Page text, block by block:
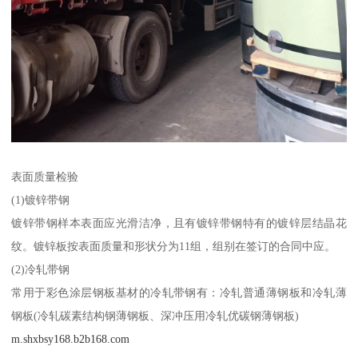
表面质量检验
(1)镀锌带钢
镀锌带钢样本表面应光滑洁净，且有镀锌带钢特有的镀锌层结晶花
纹。镀锌板按表面质量和形状分为11组，组别在签订的合同中应。
(2)冷轧带钢
常用于彩色涂层钢板基材的冷轧带钢有：冷轧普通薄钢板和冷轧薄
钢板(冷轧碳素结构钢薄钢板、深冲压用冷轧优碳钢薄钢板)
m.shxbsy168.b2b168.com